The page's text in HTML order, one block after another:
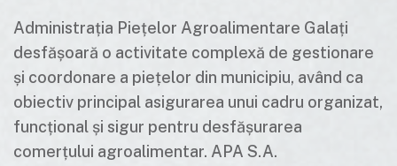
Administrația Piețelor Agroalimentare Galați
desfășoară o activitate complexă de gestionare
și coordonare a piețelor din municipiu, având ca
obiectiv principal asigurarea unui cadru organizat,
funcțional și sigur pentru desfășurarea
comerțului agroalimentar. APA S.A.